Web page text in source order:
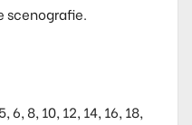
scenografie.
6, 8, 10, 12, 14, 16, 18,